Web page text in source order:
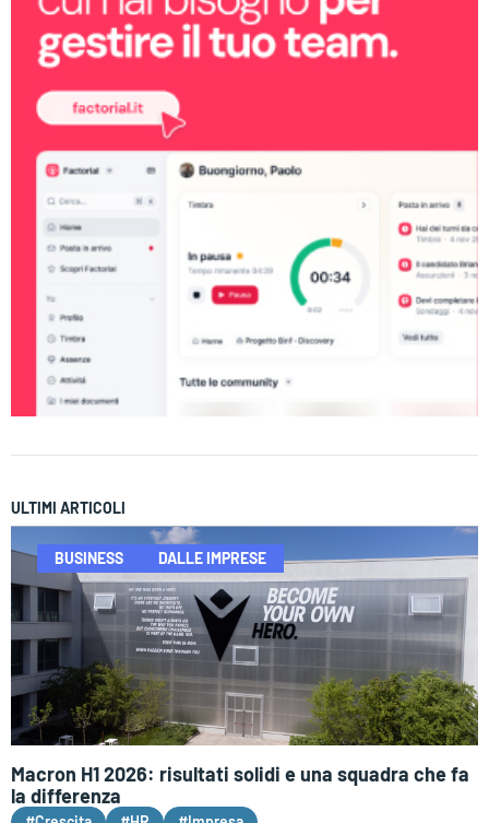
ULTIMI ARTICOLI
BUSINESS DALLE IMPRESE
Macron H1 2026: risultati solidi e una squadra che fa
la differenza